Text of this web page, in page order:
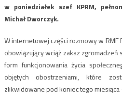
w poniedziałek szef KPRM,
Michał Dworczyk.
W internetowej części rozmowy w RMF
obowiązujący wciąż zakaz zgromadzeń
form funkcjonowania życia
objętych obostrzeniami, które
zlikwidowane pod koniec tego